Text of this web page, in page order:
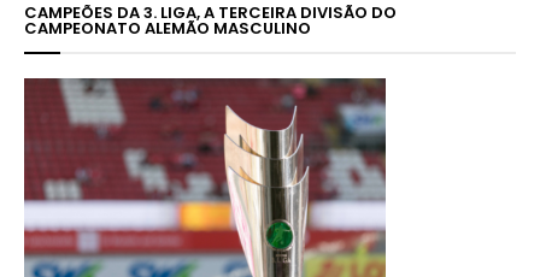
CAMPEÕES DA 3. LIGA, A TERCEIRA DIVISÃO DO
CAMPEONATO ALEMÃO MASCULINO